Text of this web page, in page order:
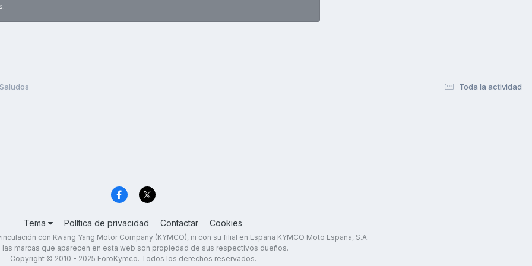
Toda la actividad
Saludos
Tema Política de privacidad Contactar Cookies
con Kwang Yang Motor Company (KYMCO), ni con su filial en España KYMCO Moto España, S.A.
las marcas que aparecen en esta web son propiedad de sus respectivos dueños.
Copyright © 2010 - 2025 ForoKymco. Todos los derechos reservados.